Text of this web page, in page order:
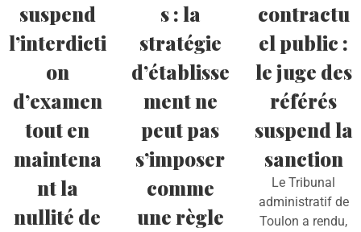
suspend
l’interdicti
on
d’examen
tout en
maintena
nt la
nullité de
s : la
stratégie
d’établisse
ment ne
peut pas
s’imposer
comme
une règle
contractu
el public :
le juge des
référés
suspend la
sanction
Le Tribunal
administratif de
Toulon a rendu,